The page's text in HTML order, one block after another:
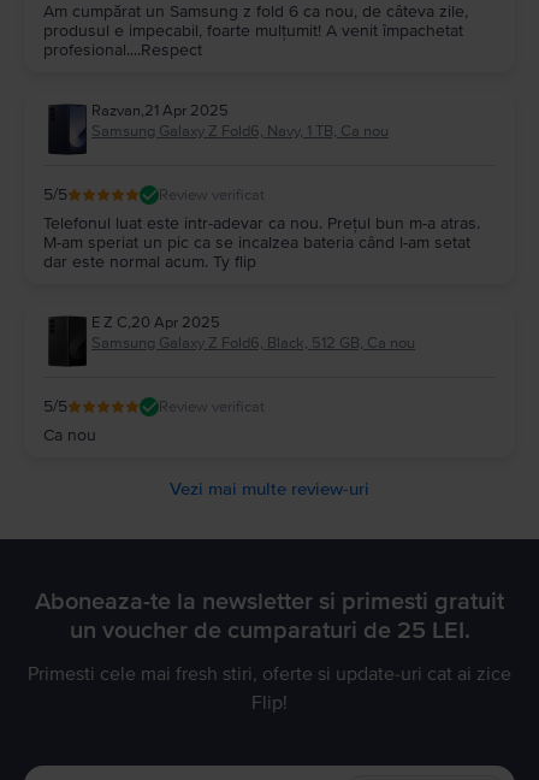
Am cumpărat un Samsung z fold 6 ca nou, de câteva zile,
produsul e impecabil, foarte mulțumit! A venit împachetat
profesional....Respect
Razvan,21 Apr 2025
Samsung Galaxy Z Fold6, Navy, 1 TB, Ca nou
5/5 Review verificat
Telefonul luat este intr-adevar ca nou. Prețul bun m-a atras.
M-am speriat un pic ca se incalzea bateria când l-am setat
dar este normal acum. Ty flip
E Z C,20 Apr 2025
Samsung Galaxy Z Fold6, Black, 512 GB, Ca nou
5/5 Review verificat
Ca nou
Vezi mai multe review-uri
Aboneaza-te la newsletter si primesti gratuit
un voucher de cumparaturi de 25 LEI.
Primesti cele mai fresh stiri, oferte si update-uri cat ai zice
Flip!